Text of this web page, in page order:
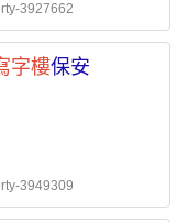
3927662
字樓保安
3949309